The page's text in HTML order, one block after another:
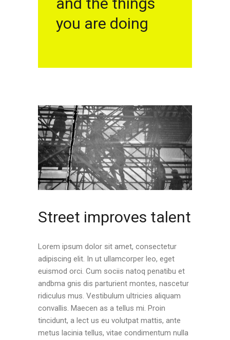
you are doing
Street improves talent
Lorem ipsum dolor sit amet, consectetur
adipiscing elit. In ut ullamcorper leo, eget
euismod orci. Cum sociis natoq penatibu et
andbma gnis dis parturient montes, nascetur
ridiculus mus. Vestibulum ultricies aliquam
convallis. Maecen as a tellus mi. Proin
tincidunt, a lect us eu volutpat mattis, ante
metus lacinia tellus, vitae condimentum nulla